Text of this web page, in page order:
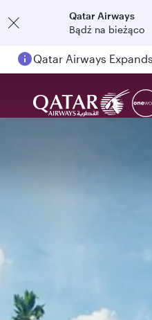
Qatar Airways
Bądź na bieżąco